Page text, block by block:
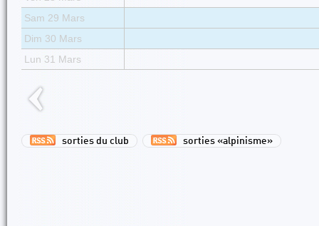
Sam 29 Mars
Dim 30 Mars
Lun 31 Mars
sorties du club sorties «alpinisme»